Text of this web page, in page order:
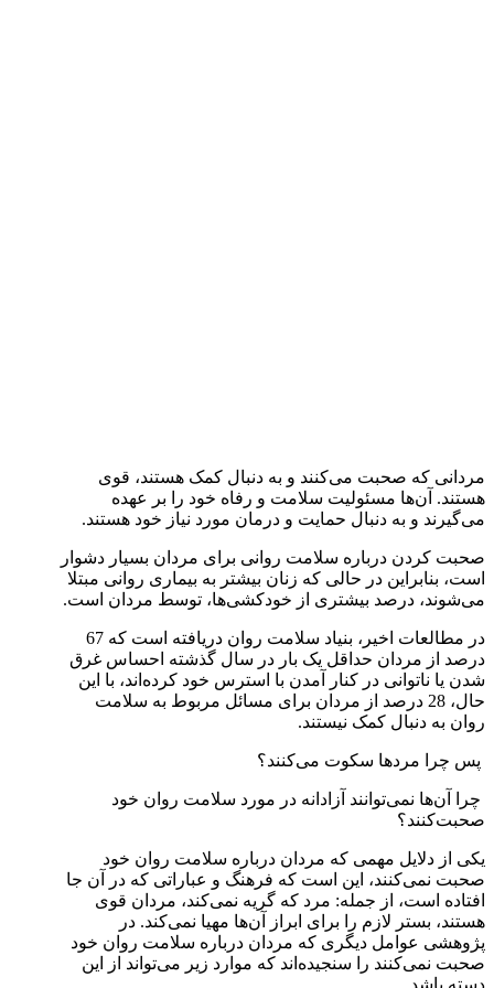
مردانی که صحبت می‌کنند و به دنبال کمک هستند، قوی
هستند. آن‌ها مسئولیت سلامت و رفاه خود را بر عهده
می‌گیرند و به دنبال حمایت و درمان مورد نیاز خود هستند.
صحبت کردن درباره سلامت روانی برای مردان بسیار دشوار
است، بنابراین در حالی که زنان بیشتر به بیماری روانی مبتلا
می‌شوند، درصد بیشتری از خودکشی‌ها، توسط مردان است.
در مطالعات اخیر، بنیاد سلامت روان دریافته است که 67
درصد از مردان حداقل یک بار در سال گذشته احساس غرق
شدن یا ناتوانی در کنار آمدن با استرس خود کرده‌اند، با این
حال، 28 درصد از مردان برای مسائل مربوط به سلامت
روان به دنبال کمک نیستند.
پس چرا مردها سکوت می‌کنند؟
چرا آن‌ها نمی‌توانند آزادانه در مورد سلامت روان خود
صحبت‌کنند؟
یکی از دلایل مهمی که مردان درباره سلامت روان خود
صحبت نمی‌کنند، این است که فرهنگ و عباراتی که در آن جا
افتاده است، از جمله: مرد که گریه نمی‌کند، مردان قوی
هستند، بستر لازم را برای ابراز آن‌ها مهیا نمی‌کند. در
پژوهشی عوامل دیگری که مردان درباره سلامت روان خود
صحبت نمی‌کنند را سنجیده‌اند که موارد زیر می‌تواند از این
دسته باشد.